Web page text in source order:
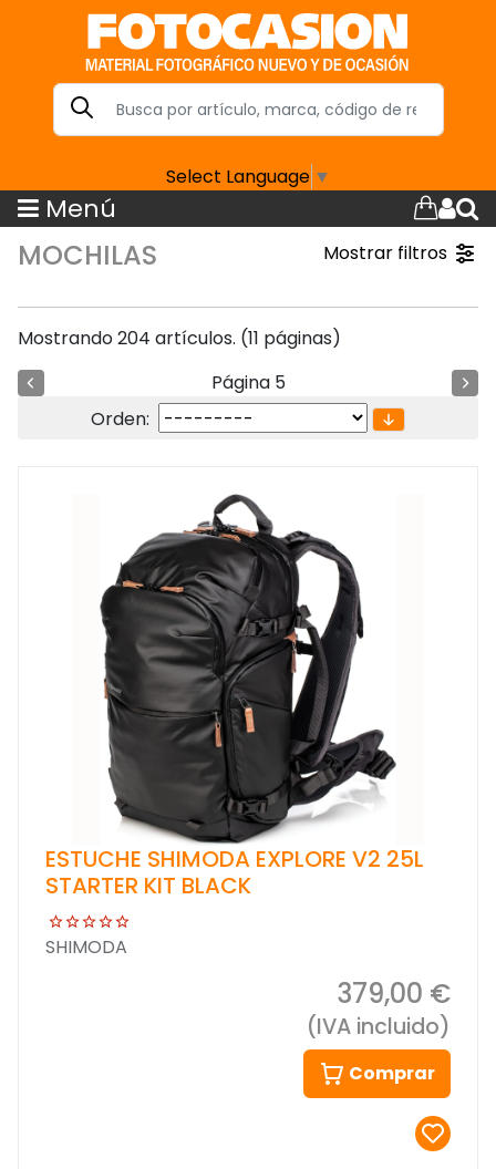
Select Language ▼
Menú
MOCHILAS Mostrar filtros
Mostrando 204 artículos. (11 páginas)
Página 5
Orden:
ESTUCHE SHIMODA EXPLORE V2 25L
STARTER KIT BLACK
SHIMODA
379,00 €
(IVA incluido)
Comprar